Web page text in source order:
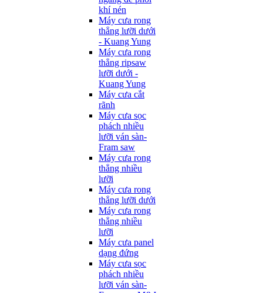
khí nén
Máy cưa rong
thẳng lưỡi dưới
- Kuang Yung
Máy cưa rong
thẳng ripsaw
lưỡi dưới -
Kuang Yung
Máy cưa cắt
rãnh
Máy cưa sọc
phách nhiều
lưỡi ván sàn-
Fram saw
Máy cưa rong
thẳng nhiều
lưỡi
Máy cưa rong
thẳng lưỡi dưới
Máy cưa rong
thẳng nhiều
lưỡi
Máy cưa panel
dạng đứng
Máy cưa sọc
phách nhiều
lưỡi ván sàn-